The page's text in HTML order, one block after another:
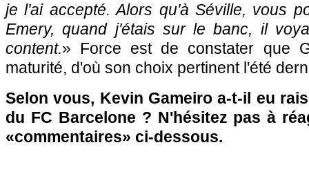
je l'ai accepté. Alors qu'à Séville, vous
Emery, quand j'étais sur le banc, il
content.» Force est de constater que
maturité, d'où son choix pertinent l'été
Selon vous, Kevin Gameiro a-t-il eu
du FC Barcelone ? N'hésitez pas à
«commentaires» ci-dessous.